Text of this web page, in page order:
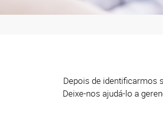
Depois de identificarmos
Deixe-nos ajudá-lo a